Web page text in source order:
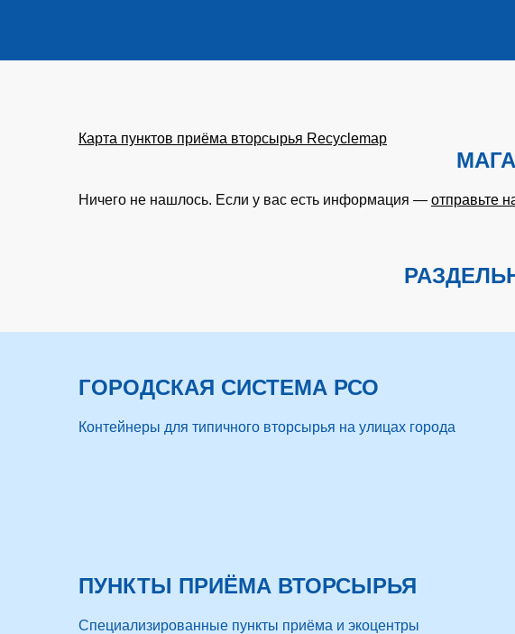
Карта пунктов приёма вторсырья Recyclemap
Ничего не нашлось. Если у вас есть информация — отправьте
ГОРОДСКАЯ СИСТЕМА РСО
Контейнеры для типичного вторсырья на улицах города
ПУНКТЫ ПРИЁМА ВТОРСЫРЬЯ
Специализированные пункты приёма и экоцентры